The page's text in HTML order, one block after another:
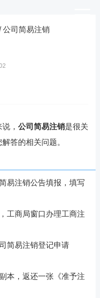
公司简易注销
， 公司简易注销是很关
答的相关问题。
易注销公告填报，填写
工商局窗口办理工商注
简易注销登记申请
本，返还一张《准予注